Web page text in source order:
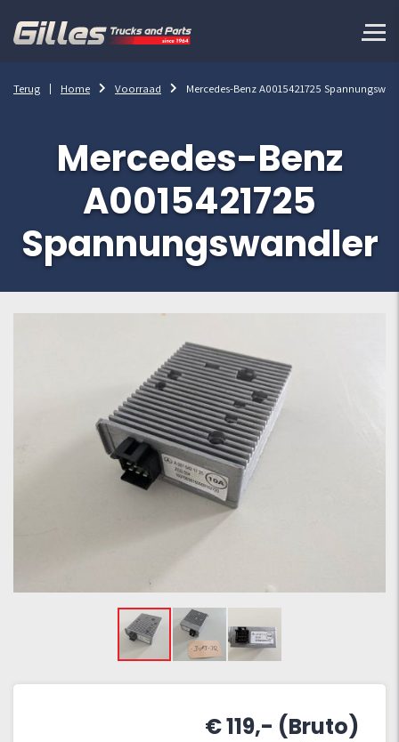
Terug Home Voorraad Mercedes-Benz A0015421725
Mercedes-Benz
A0015421725
Spannungswandler
€ 119,- (Bruto)